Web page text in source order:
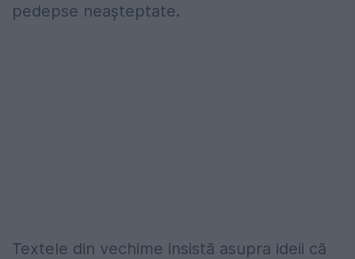
pedepse neașteptate.
Textele din vechime insistă asupra ideii că